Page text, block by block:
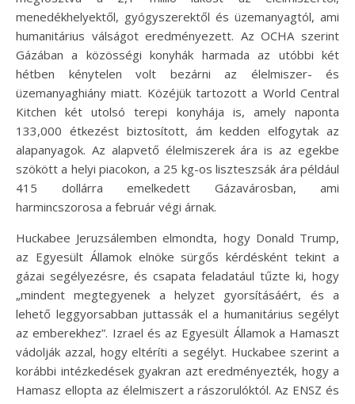
menedékhelyektől, gyógyszerektől és üzemanyagtól, ami
humanitárius válságot eredményezett. Az OCHA szerint
Gázában a közösségi konyhák harmada az utóbbi két
hétben kénytelen volt bezárni az élelmiszer- és
üzemanyaghiány miatt. Közéjük tartozott a World Central
Kitchen két utolsó terepi konyhája is, amely naponta
133,000 étkezést biztosított, ám kedden elfogytak az
alapanyagok. Az alapvető élelmiszerek ára is az egekbe
szökött a helyi piacokon, a 25 kg-os liszteszsák ára például
415 dollárra emelkedett Gázavárosban, ami
harmincszorosa a február végi árnak.
Huckabee Jeruzsálemben elmondta, hogy Donald Trump,
az Egyesült Államok elnöke sürgős kérdésként tekint a
gázai segélyezésre, és csapata feladatául tűzte ki, hogy
„mindent megtegyenek a helyzet gyorsításáért, és a
lehető leggyorsabban juttassák el a humanitárius segélyt
az emberekhez”. Izrael és az Egyesült Államok a Hamaszt
vádolják azzal, hogy eltéríti a segélyt. Huckabee szerint a
korábbi intézkedések gyakran azt eredményezték, hogy a
Hamasz ellopta az élelmiszert a rászorulóktól. Az ENSZ és